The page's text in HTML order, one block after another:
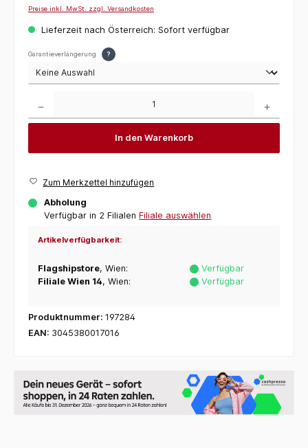
Preise inkl. MwSt. zzgl. Versandkosten
Lieferzeit nach Österreich: Sofort verfügbar
Garantieverlängerung ?
In den Warenkorb
Zum Merkzettel hinzufügen
Abholung
Verfügbar in 2 Filialen Filiale auswählen
Artikelverfügbarkeit:
Flagshipstore, Wien:
Verfügbar
Filiale Wien 14, Wien: Verfügbar
Produktnummer: 197284
EAN: 3045380017016